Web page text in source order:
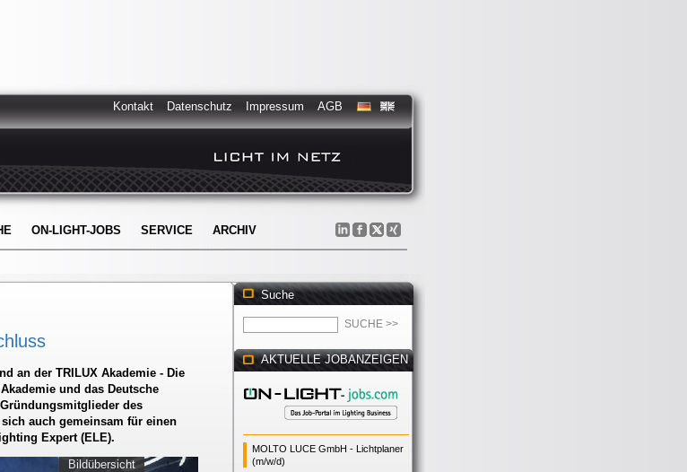
Kontakt Datenschutz Impressum AGB
ON-LIGHT-JOBS SERVICE ARCHIV
an der TRILUX Akademie - Die
und das Deutsche
des
auch gemeinsam für einen
Expert (ELE).
Bildübersicht
Suche
AKTUELLE JOBANZEIGEN
MOLTO LUCE GmbH - Lichtplaner
(m/w/d)